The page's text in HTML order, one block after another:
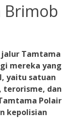
Brimob
jalur Tamtama
mereka yang
yaitu satuan
terorisme, dan
Polair
kepolisian